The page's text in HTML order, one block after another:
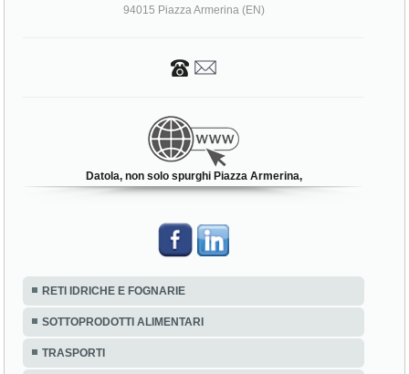
94015 Piazza Armerina (EN)
Datola, non solo spurghi Piazza Armerina,
RETI IDRICHE E FOGNARIE
SOTTOPRODOTTI ALIMENTARI
TRASPORTI